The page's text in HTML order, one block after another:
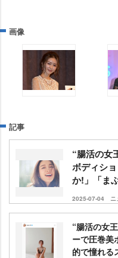
画像
記事
“腸活の女
ボディシ
か!」「ま
2025-07-04 ニ
“腸活の女
ーで圧巻美
的で憧れる